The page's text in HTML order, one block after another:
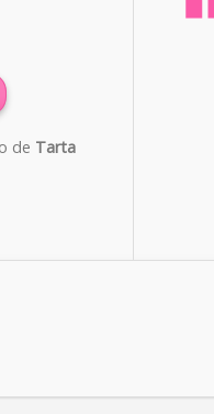
de Tarta